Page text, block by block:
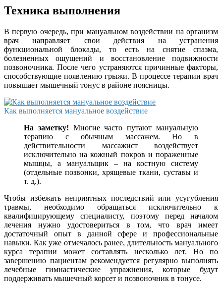
Техника выполнения
В первую очередь, при мануальном воздействии на организм
врач направляет свои действия на устранения
функциональной блокады, то есть на снятие спазма,
болезненных ощущений и восстановление подвижности
позвоночника. После чего устраняются причинные факторы,
способствующие появлению грыжи. В процессе терапии врач
повышает мышечный тонус в районе поясницы.
Как выполняется мануальное воздействие
На заметку! Многие часто путают мануальную
терапию с обычным массажем. Но в
действительности массажист воздействует
исключительно на кожный покров и пораженные
мышцы, а мануальщик – на костную систему
(отдельные позвонки, хрящевые ткани, суставы и
т. д.).
Чтобы избежать неприятных последствий или усугубления
травмы, необходимо обращаться исключительно к
квалифицирующему специалисту, поэтому перед началом
лечения нужно удостовериться в том, что врач имеет
достаточный опыт в данной сфере и профессиональные
навыки. Как уже отмечалось ранее, длительность мануального
курса терапии может составлять несколько лет. Но по
завершению пациентам рекомендуется регулярно выполнять
лечебные гимнастические упражнения, которые будут
поддерживать мышечный корсет и позвоночник в тонусе.